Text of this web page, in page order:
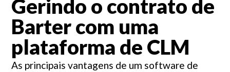
Gerindo o contrato de
Barter com uma
plataforma de CLM
As principais vantagens de um software de